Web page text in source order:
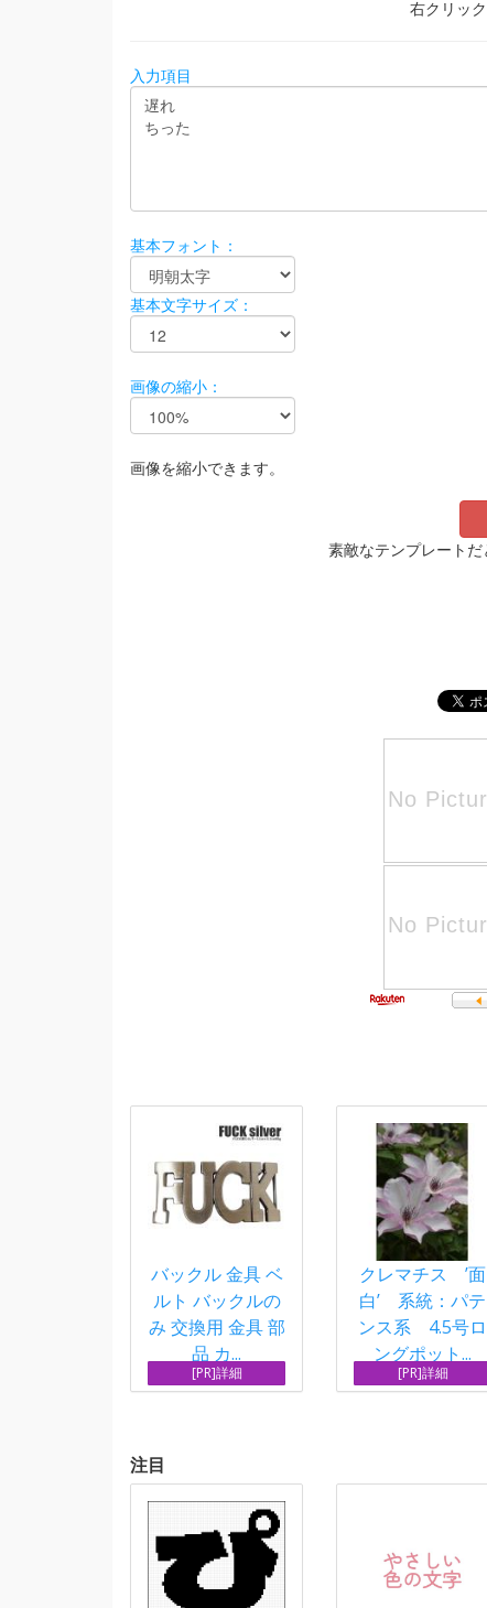
バックル 金具 ベ
ルト バックルの
み 交換用 金具 部
品 カ...
[PR]詳細
クレマチス ’面
白’ 系統：パテ
ンス系 4.5号ロ
ングポット...
[PR]詳細
注目